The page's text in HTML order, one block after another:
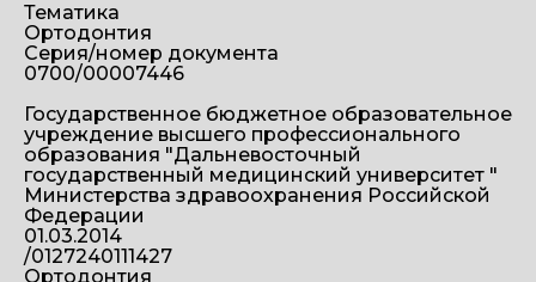
Тематика
Ортодонтия
Серия/номер документа
0700/00007446
Государственное бюджетное образовательное
учреждение высшего профессионального
образования "Дальневосточный
государственный медицинский университет "
Министерства здравоохранения Российской
Федерации
01.03.2014
/0127240111427
Ортодонтия